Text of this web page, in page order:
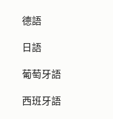
德語
日語
葡萄牙語
西班牙語